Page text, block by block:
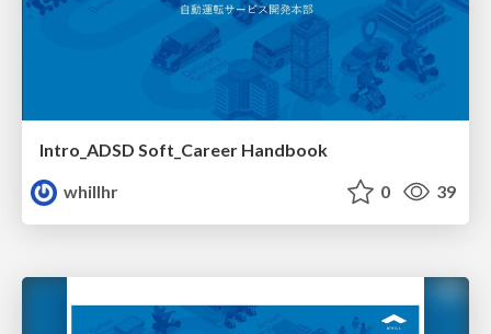
Intro_ADSD Soft_Career Handbook
whillhr
0 39